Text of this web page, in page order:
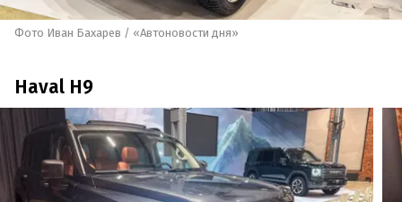
Фото Иван Бахарев / «Автоновости дня»
Haval H9